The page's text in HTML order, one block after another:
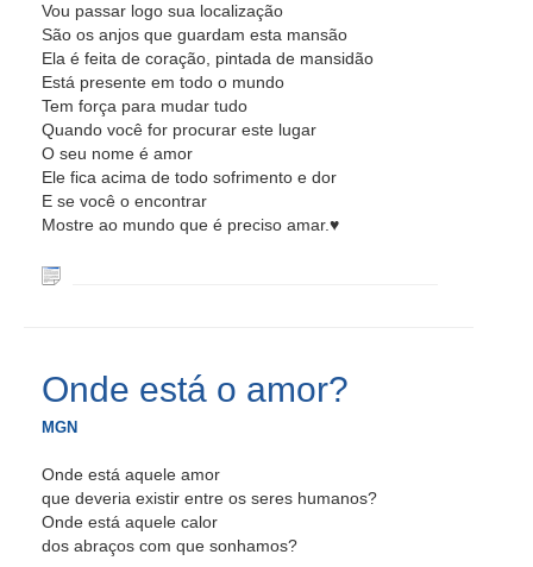
Vou passar logo sua localização
São os anjos que guardam esta mansão
Ela é feita de coração, pintada de mansidão
Está presente em todo o mundo
Tem força para mudar tudo
Quando você for procurar este lugar
O seu nome é amor
Ele fica acima de todo sofrimento e dor
E se você o encontrar
Mostre ao mundo que é preciso amar.♥
Onde está o amor?
MGN
Onde está aquele amor
que deveria existir entre os seres humanos?
Onde está aquele calor
dos abraços com que sonhamos?